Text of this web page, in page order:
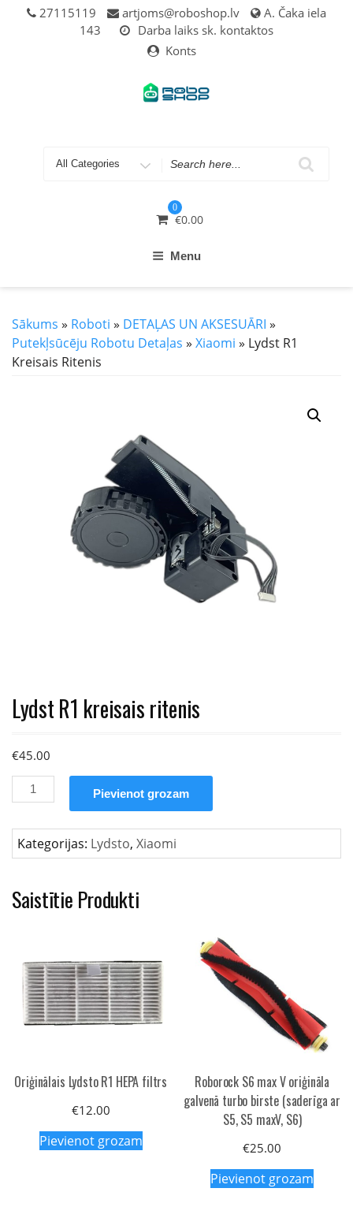
27115119 artjoms@roboshop.lv
A. Čaka iela
143
Darba laiks sk. kontaktos
Konts
Search
0
€0.00
Menu
Sākums » Roboti » DETAĻAS UN AKSESUĀRI »
Putekļsūcēju Robotu Detaļas » Xiaomi » Lydst R1
Kreisais Ritenis
Lydst R1 kreisais ritenis
€45.00
Lydst
R1
ritenis
daudzums
Pievienot grozam
Kategorijas: Lydsto, Xiaomi
Saistītie Produkti
Oriģinālais Lydsto R1 HEPA filtrs
€12.00
Pievienot grozam
Roborock S6 max V oriģināla
galvenā turbo birste (saderīga ar
S5, S5 maxV, S6)
€25.00
Pievienot grozam